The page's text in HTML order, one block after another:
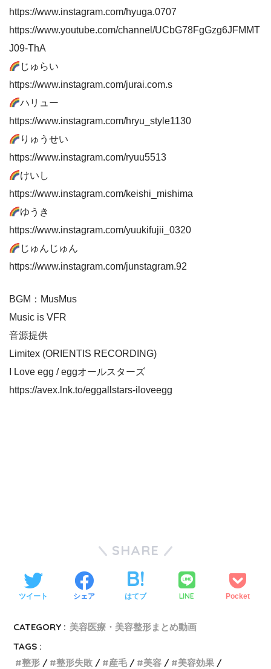
https://www.instagram.com/hyuga.0707
https://www.youtube.com/channel/UCbG78FgGzg6JFMMT
J09-ThA
じゅらい
https://www.instagram.com/jurai.com.s
ハリュー
https://www.instagram.com/hryu_style1130
りゅうせい
https://www.instagram.com/ryuu5513
けいし
https://www.instagram.com/keishi_mishima
ゆうき
https://www.instagram.com/yuukifujii_0320
じゅんじゅん
https://www.instagram.com/junstagram.92
BGM：MusMus
Music is VFR
音源提供
Limitex (ORIENTIS RECORDING)
I Love egg / eggオールスターズ
https://avex.lnk.to/eggallstars-iloveegg
SHARE
ツイート シェア はてブ LINE Pocket
CATEGORY : 美容医療・美容整形まとめ動画
TAGS :
整形
整形失敗 産毛 美容 美容効果